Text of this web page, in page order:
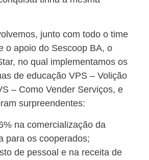
junto com todo o time
o apoio do Sescoop BA, o
no qual implementamos os
de educação VPS – Volição
– Como Vender Serviços, e
surpreendentes:
na comercialização da
para os cooperados;
de pessoal e na receita de